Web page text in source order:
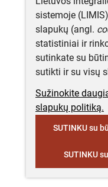
sistemoje
slapukų (angl.
statistiniai ir
sutinkate su
sutikti ir su visų
Sužinokite
slapukų politiką.
SUTINKU su
SUTINKU